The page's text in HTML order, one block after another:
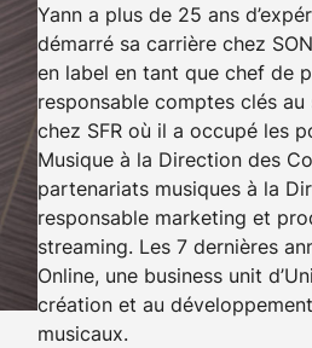
Yann a plus de 25 ans
démarré sa carrière chez
en label en tant que chef de
responsable comptes clés
chez SFR où il a occupé les
Musique à la Direction des
partenariats musiques à la
responsable marketing et
streaming. Les 7 dernières
Online, une business unit
création et au
musicaux.